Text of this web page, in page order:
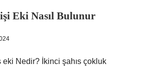
Eki Nasıl Bulunur
eki Nedir? İkinci şahıs çokluk